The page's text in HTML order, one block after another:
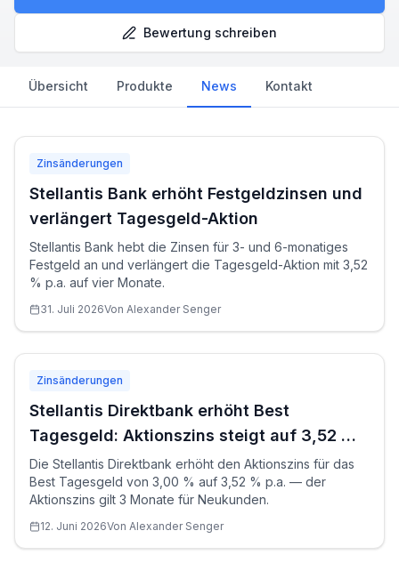
Bewertung schreiben
Übersicht Produkte News Kontakt
Zinsänderungen
Stellantis Bank erhöht Festgeldzinsen und
verlängert Tagesgeld-Aktion
Stellantis Bank hebt die Zinsen für 3- und 6-monatiges
Festgeld an und verlängert die Tagesgeld-Aktion mit 3,52
% p.a. auf vier Monate.
31. Juli 2026Von Alexander Senger
Zinsänderungen
Stellantis Direktbank erhöht Best
Tagesgeld: Aktionszins steigt auf 3,52 %
p.a.
Die Stellantis Direktbank erhöht den Aktionszins für das
Best Tagesgeld von 3,00 % auf 3,52 % p.a. — der
Aktionszins gilt 3 Monate für Neukunden.
12. Juni 2026Von Alexander Senger